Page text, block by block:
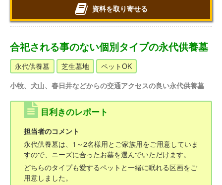
資料を取り寄せる
合祀される事のない個別タイプの永代供養墓
永代供養墓 芝生墓地
ペットOK
小牧、犬山、春日井などからの交通アクセスの良い永代供養墓
目利きのレポート
担当者のコメント
永代供養墓は、1～2名様用とご家族用をご用意していま
すので、ニーズに合ったお墓を選んでいただけます。
どちらのタイプも愛するペットと一緒に眠れる区画をご
用意しました。